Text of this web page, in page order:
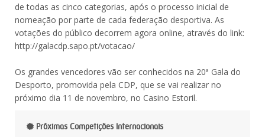
de todas as cinco categorias, após o processo inicial de
nomeação por parte de cada federação desportiva. As
votações do público decorrem agora online, através do link:
http://galacdp.sapo.pt/votacao/
Os grandes vencedores vão ser conhecidos na 20ª Gala do
Desporto, promovida pela CDP, que se vai realizar no
próximo dia 11 de novembro, no Casino Estoril.
Próximas Competições Internacionais